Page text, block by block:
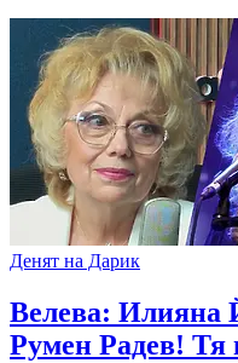
Денят на Дарик
Велева: Илияна
Румен Радев! Тя